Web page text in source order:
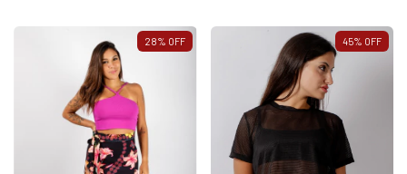
28% OFF 45% OFF